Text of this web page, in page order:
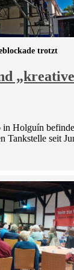
trotzt
Holguín
Tankstelle seit